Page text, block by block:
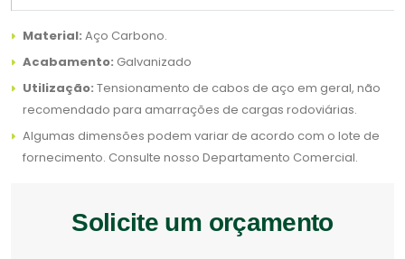
Material: Aço Carbono.
Acabamento: Galvanizado
Utilização: Tensionamento de cabos de aço em geral, não
recomendado para amarrações de cargas rodoviárias.
Algumas dimensões podem variar de acordo com o lote de
fornecimento. Consulte nosso Departamento Comercial.
Solicite um orçamento